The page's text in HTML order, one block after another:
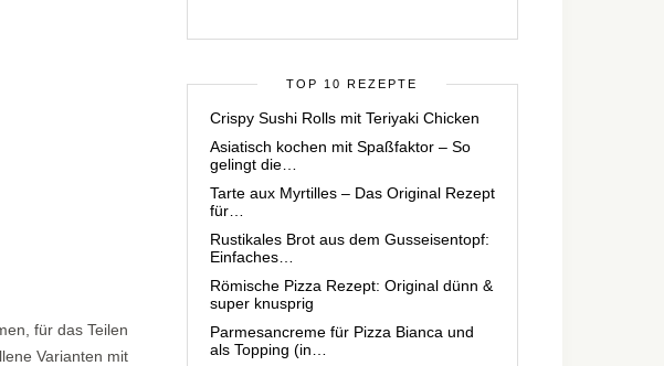
für das Teilen
Varianten mit
TOP 10 REZEPTE
Crispy Sushi Rolls mit Teriyaki Chicken
Asiatisch kochen mit Spaßfaktor – So
gelingt die…
Tarte aux Myrtilles – Das Original Rezept
für…
Rustikales Brot aus dem Gusseisentopf:
Einfaches…
Römische Pizza Rezept: Original dünn &
super knusprig
Parmesancreme für Pizza Bianca und
als Topping (in…